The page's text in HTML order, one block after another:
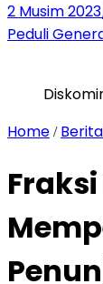
2 Musim
Peduli
Home /
Fraksi